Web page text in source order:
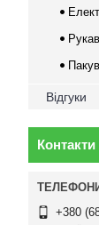
Відгуки
Контакти
+380